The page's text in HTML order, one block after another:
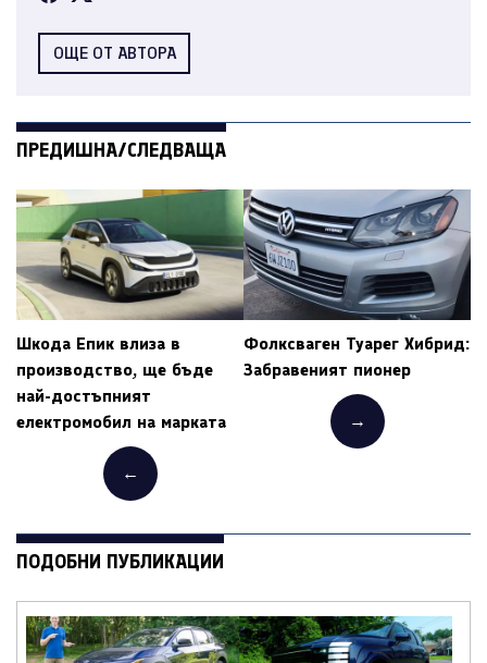
ОЩЕ ОТ АВТОРА
ПРЕДИШНА/СЛЕДВАЩА
Шкода Епик влиза в
производство, ще бъде
най-достъпният
електромобил на марката
←
Фолксваген Туарег Хибрид:
Забравеният пионер
→
ПОДОБНИ ПУБЛИКАЦИИ